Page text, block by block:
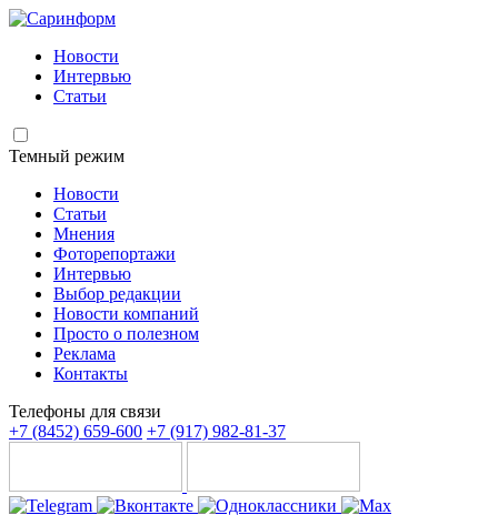
Новости
Интервью
Статьи
Темный режим
Новости
Статьи
Мнения
Фоторепортажи
Интервью
Выбор редакции
Новости компаний
Просто о полезном
Реклама
Контакты
Телефоны для связи
+7 (8452) 659-600 +7 (917) 982-81-37